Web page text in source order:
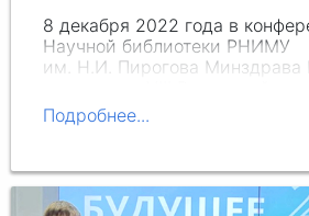
8 декабря 2022 года в
Научной библиотеки РНИМУ
им. Н.И. Пирогова Минздрава
студентов и молодых ученых с
международным участием
чтения», посвященная памяти
российских…
Подробнее...